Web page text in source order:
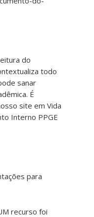
do
todo
sanar
É
site em Vida
Interno PPGE
para
recurso foi